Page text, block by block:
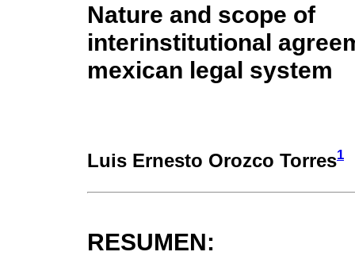
Nature and scope of
interinstitutional
mexican legal system
Luis Ernesto Orozco Torres1
RESUMEN: